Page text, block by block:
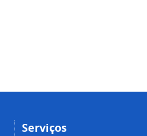
Serviços